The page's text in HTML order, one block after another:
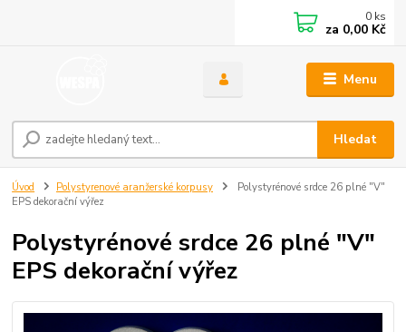
Menu
Hledat
0 ks
za 0,00 Kč
Úvod Polystyrenové aranžerské korpusy
Polystyrénové srdce 26 plné "V"
EPS dekorační výřez
Polystyrénové srdce 26 plné "V"
EPS dekorační výřez